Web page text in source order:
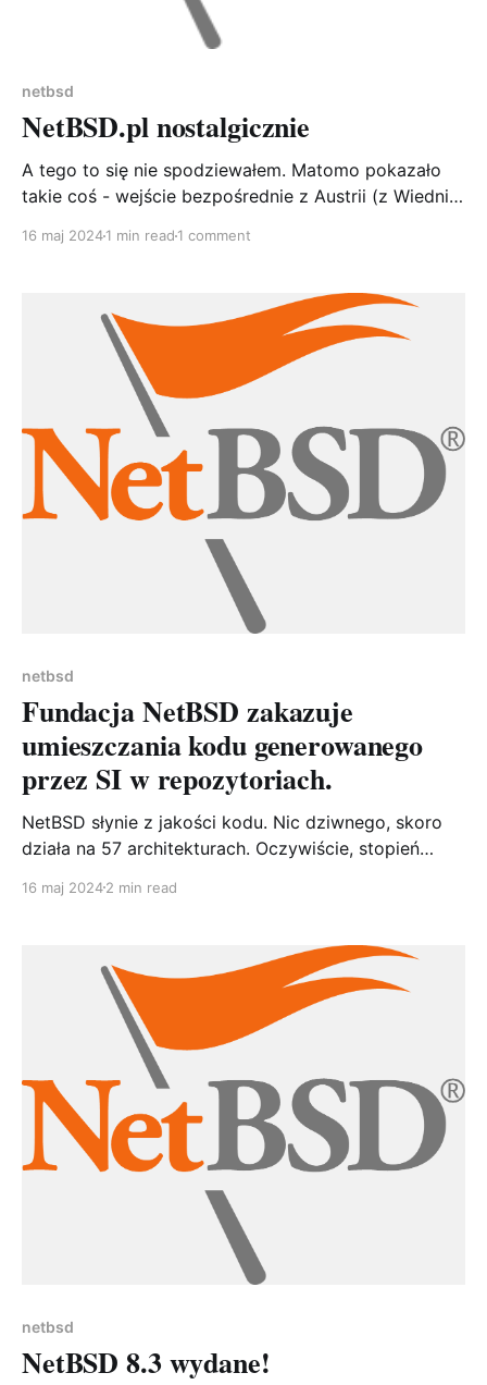
netbsd
NetBSD.pl nostalgicznie
A tego to się nie spodziewałem. Matomo pokazało
takie coś - wejście bezpośrednie z Austrii (z Wiednia
ale coś kołacze mi się po głowie, że faktycznie coś
szukajka odświeżyła mi pamięć - to oczywiście
16 maj 20241 min read 1 comment
netbsd
Fundacja NetBSD zakazuje
umieszczania kodu generowanego
przez SI w repozytoriach.
NetBSD słynie z jakości kodu. Nic dziwnego, skoro
działa na 57 architekturach. Oczywiście, stopień
zdecydowanie więcej osób używa i386/amd64 czyli
niż np. NetBSD na dreamcast'cie. Niemniej jednak,
bazowy kod jest taki sam, a różnice dotyczące
16 maj 20242 min read
netbsd
NetBSD 8.3 wydane!